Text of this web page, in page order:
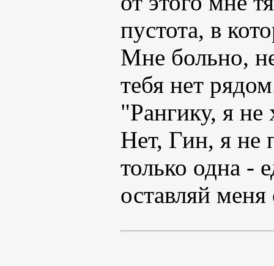
пустота, в
Мне больно,
тебя нет
"Рангику, я не
Нет, Гин, я не
только одна -
оставляй